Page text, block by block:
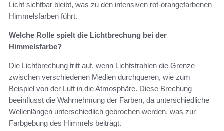
Licht sichtbar bleibt, was zu den intensiven rot-orangefarbenen
Himmelsfarben führt.
Welche Rolle spielt die Lichtbrechung bei der
Himmelsfarbe?
Die Lichtbrechung tritt auf, wenn Lichtstrahlen die Grenze
zwischen verschiedenen Medien durchqueren, wie zum
Beispiel von der Luft in die Atmosphäre. Diese Brechung
beeinflusst die Wahrnehmung der Farben, da unterschiedliche
Wellenlängen unterschiedlich gebrochen werden, was zur
Farbgebung des Himmels beiträgt.